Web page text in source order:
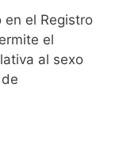
el Registro
el
al sexo